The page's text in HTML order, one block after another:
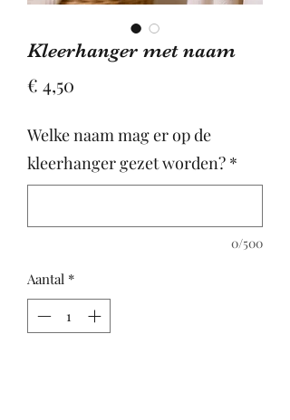
Kleerhanger met naam
€ 4,50
Welke naam mag er op de
kleerhanger gezet worden? *
0/500
Aantal *